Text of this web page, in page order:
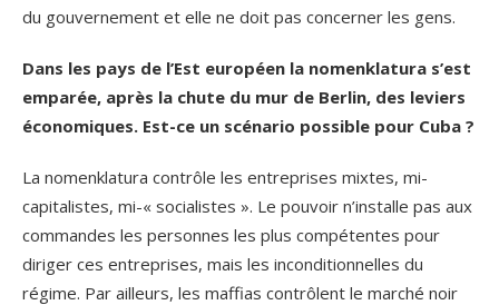
du gouvernement et elle ne doit pas concerner les gens.
Dans les pays de l’Est européen la nomenklatura s’est
emparée, après la chute du mur de Berlin, des leviers
économiques. Est-ce un scénario possible pour Cuba ?
La nomenklatura contrôle les entreprises mixtes, mi-
capitalistes, mi-« socialistes ». Le pouvoir n’installe pas aux
commandes les personnes les plus compétentes pour
diriger ces entreprises, mais les inconditionnelles du
régime. Par ailleurs, les maffias contrôlent le marché noir